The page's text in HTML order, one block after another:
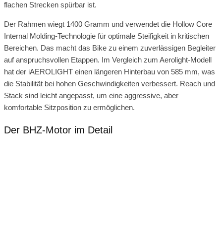
flachen Strecken spürbar ist.
Der Rahmen wiegt 1400 Gramm und verwendet die Hollow Core
Internal Molding-Technologie für optimale Steifigkeit in kritischen
Bereichen. Das macht das Bike zu einem zuverlässigen Begleiter
auf anspruchsvollen Etappen. Im Vergleich zum Aerolight-Modell
hat der iAEROLIGHT einen längeren Hinterbau von 585 mm, was
die Stabilität bei hohen Geschwindigkeiten verbessert. Reach und
Stack sind leicht angepasst, um eine aggressive, aber
komfortable Sitzposition zu ermöglichen.
Der BHZ-Motor im Detail